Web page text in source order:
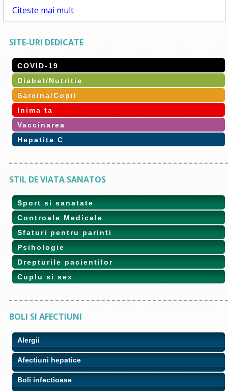
Citeste mai mult
SITE-URI DEDICATE
COVID-19
Diabet/Nutritie
Sarcina/Copil
Inima ta
Vaccinarea
Hepatita C
STIL DE VIATA SANATOS
Sport si sanatate
Controale Medicale
Sfaturi pentru parinti
Psihologie
Drepturile pacientilor
Cuplu si sex
BOLI SI AFECTIUNI
Alergii
Afectiuni hepatice
Boli infectioase